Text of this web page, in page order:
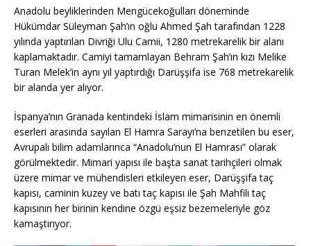
Anadolu beyliklerinden Mengücekoğulları döneminde
Hükümdar Süleyman Şah’ın oğlu Ahmed Şah tarafından 1228
yılında yaptırılan Divriği Ulu Camii, 1280 metrekarelik bir alanı
kaplamaktadır. Camiyi tamamlayan Behram Şah’ın kızı Melike
Turan Melek’in aynı yıl yaptırdığı Darüşşifa ise 768 metrekarelik
bir alanda yer alıyor.
İspanya’nın Granada kentindeki İslam mimarisinin en önemli
eserleri arasında sayılan El Hamra Sarayı’na benzetilen bu eser,
Avrupalı bilim adamlarınca “Anadolu’nun El Hamrası” olarak
görülmektedir. Mimari yapısı ile başta sanat tarihçileri olmak
üzere mimar ve mühendisleri etkileyen eser, Darüşşifa taç
kapısı, caminin kuzey ve batı taç kapısı ile Şah Mahfili taç
kapısının her birinin kendine özgü eşsiz bezemeleriyle göz
kamaştırıyor.